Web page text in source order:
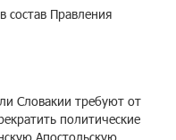
состав Правления
Словакии требуют от
политические